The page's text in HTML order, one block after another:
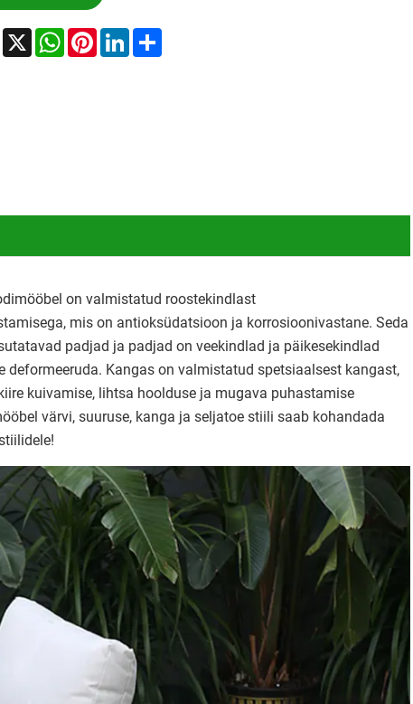
X WhatsApp
PinterestLinkedInShare
on valmistatud roostekindlast
mis on antioksüdatsioon ja korrosioonivastane. Seda
padjad ja padjad on veekindlad ja päikesekindlad
Kangas on valmistatud spetsiaalsest kangast,
kuivamise, lihtsa hoolduse ja mugava puhastamise
värvi, suuruse, kanga ja seljatoe stiili saab kohandada